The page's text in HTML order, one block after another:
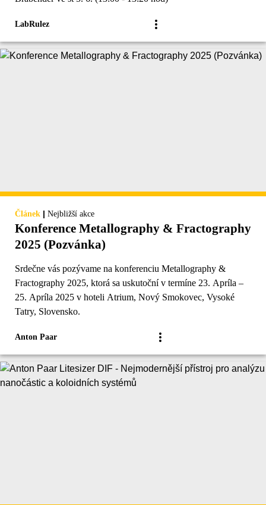
LabRulez
Článek | Nejbližší akce
Konference Metallography & Fractography
2025 (Pozvánka)
Srdečne vás pozývame na konferenciu Metallography &
Fractography 2025, ktorá sa uskutoční v termíne 23. Apríla –
25. Apríla 2025 v hoteli Atrium, Nový Smokovec, Vysoké
Tatry, Slovensko.
Anton Paar